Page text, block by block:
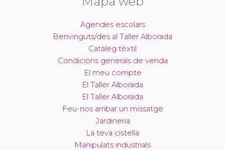
Agendes escolars
Benvinguts/des al Taller Alborada
Catàleg tèxtil
Condicions generals de venda
El meu compte
El Taller Alborada
El Taller Alborada
Feu-nos arribar un missatge
Jardineria
La teva cistella
Manipulats industrials